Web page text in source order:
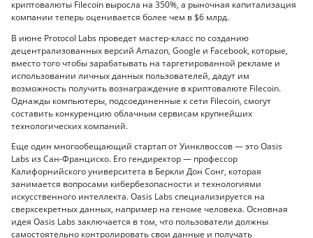
криптовалюты Filecoin выросла на 350%, а рыночная капитализация
компании теперь оценивается более чем в $6 млрд.
В июне Protocol Labs проведет мастер-класс по созданию
децентрализованных версий Amazon, Google и Facebook, которые,
вместо того чтобы зарабатывать на таргетированной рекламе и
использовании личных данных пользователей, дадут им
возможность получить вознаграждение в криптовалюте Filecoin.
Однажды компьютеры, подсоединенные к сети Filecoin, смогут
составить конкуренцию облачным сервисам крупнейших
технологических компаний.
Еще один многообещающий стартап от Уинклвоссов — это Oasis
Labs из Сан-Франциско. Его гендиректор — профессор
Калифорнийского университета в Беркли Дон Сонг, которая
занимается вопросами кибербезопасности и технологиями
искусственного интеллекта. Oasis Labs специализируется на
сверхсекретных данных, например на геноме человека. Основная
идея Oasis Labs заключается в том, что пользователи должны
самостоятельно контролировать свои данные и получать